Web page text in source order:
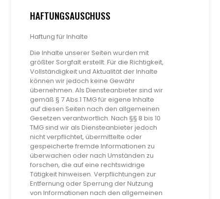
HAFTUNGSAUSCHUSS
Haftung für Inhalte
Die Inhalte unserer Seiten wurden mit
größter Sorgfalt erstellt. Für die Richtigkeit,
Vollständigkeit und Aktualität der Inhalte
können wir jedoch keine Gewähr
übernehmen. Als Diensteanbieter sind wir
gemäß § 7 Abs.1 TMG für eigene Inhalte
auf diesen Seiten nach den allgemeinen
Gesetzen verantwortlich. Nach §§ 8 bis 10
TMG sind wir als Diensteanbieter jedoch
nicht verpflichtet, übermittelte oder
gespeicherte fremde Informationen zu
überwachen oder nach Umständen zu
forschen, die auf eine rechtswidrige
Tätigkeit hinweisen. Verpflichtungen zur
Entfernung oder Sperrung der Nutzung
von Informationen nach den allgemeinen